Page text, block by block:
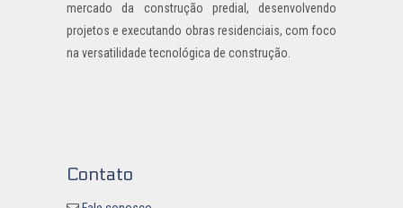
mercado da construção predial, desenvolvendo
projetos e executando obras residenciais, com foco
na versatilidade tecnológica de construção.
Contato